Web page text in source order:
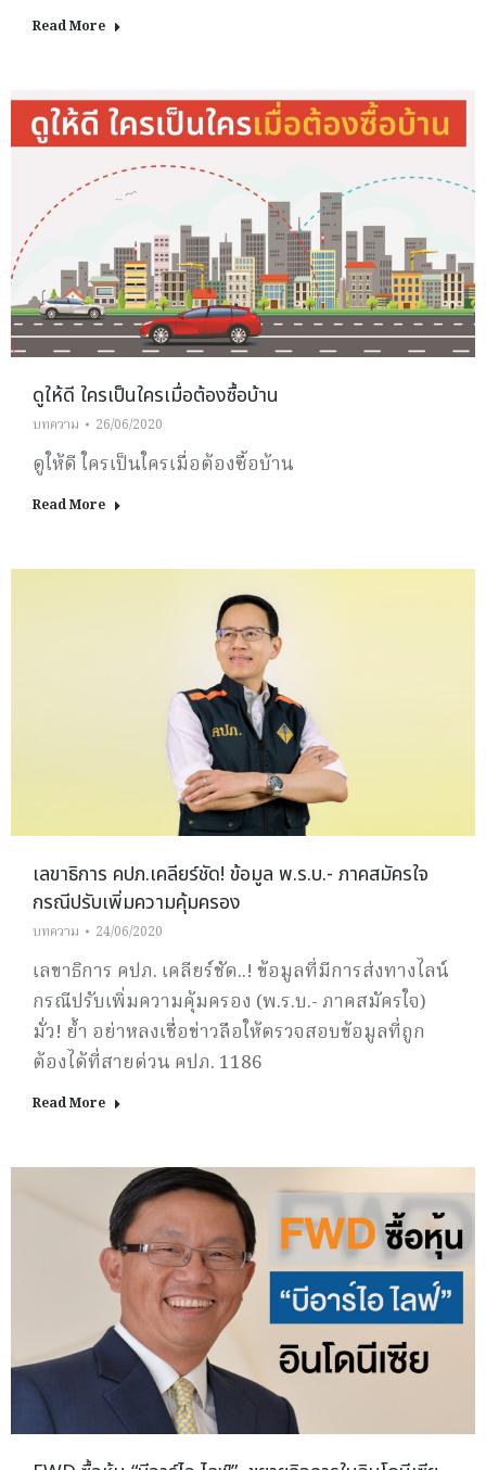
Read More
ดูให้ดี ใครเป็นใครเมื่อต้องซื้อบ้าน
บทความ 26/06/2020
ดูให้ดี ใครเป็นใครเมื่อต้องซื้อบ้าน
Read More
เลขาธิการ คปภ.เคลียร์ชัด! ข้อมูล พ.ร.บ.- ภาคสมัครใจ
กรณีปรับเพิ่มความคุ้มครอง
บทความ 24/06/2020
เลขาธิการ คปภ. เคลียร์ชัด..! ข้อมูลที่มีการส่งทางไลน์
กรณีปรับเพิ่มความคุ้มครอง (พ.ร.บ.- ภาคสมัครใจ)
มั่ว! ย้ำ อย่าหลงเชื่อข่าวลือให้ตรวจสอบข้อมูลที่ถูก
ต้องได้ที่สายด่วน คปภ. 1186
Read More